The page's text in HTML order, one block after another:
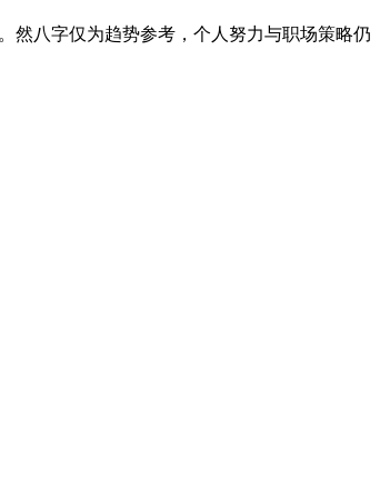
然八字仅为趋势参考，个人努力与职场策略仍